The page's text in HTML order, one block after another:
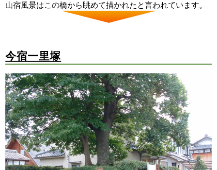
山宿風景はこの橋から眺めて描かれたと言われています。
今宿一里塚